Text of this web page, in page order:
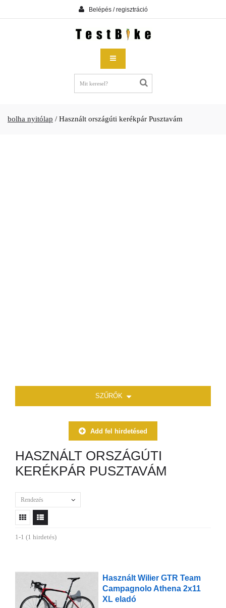
Belépés / regisztráció
bolha nyitólap / Használt országúti kerékpár Pusztavám
SZŰRŐK
Add fel hirdetésed
HASZNÁLT ORSZÁGÚTI
KERÉKPÁR PUSZTAVÁM
Rendezés
1-1 (1 hirdetés)
Használt Wilier GTR Team
Campagnolo Athena 2x11
XL eladó